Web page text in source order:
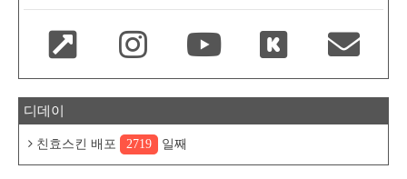
디데이
친효스킨 배포 2719 일째